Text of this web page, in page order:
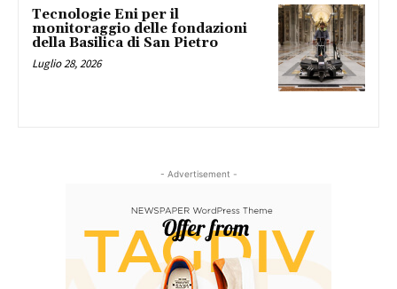
Tecnologie Eni per il
monitoraggio delle fondazioni
della Basilica di San Pietro
Luglio 28, 2026
- Advertisement -